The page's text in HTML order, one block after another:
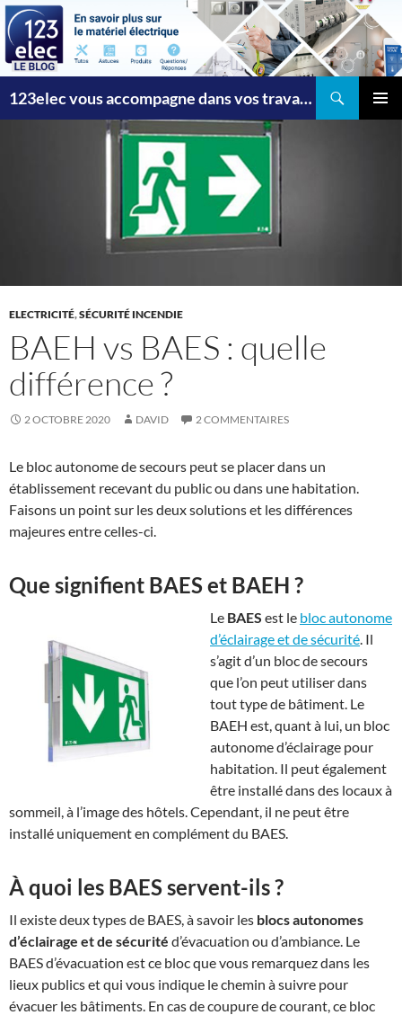
123elec vous accompagne dans vos travaux
ELECTRICITÉ,SÉCURITÉ INCENDIE
BAEH vs BAES : quelle
différence ?
2 OCTOBRE 2020 DAVID 2 COMMENTAIRES
Le bloc autonome de secours peut se placer dans un
établissement recevant du public ou dans une habitation.
Faisons un point sur les deux solutions et les différences
majeures entre celles-ci.
Que signifient BAES et BAEH ?
Le BAES est le bloc autonome
d’éclairage et de sécurité. Il
s’agit d’un bloc de secours
que l’on peut utiliser dans
tout type de bâtiment. Le
BAEH est, quant à lui, un bloc
autonome d’éclairage pour
habitation. Il peut également
être installé dans des locaux à
sommeil, à l’image des hôtels. Cependant, il ne peut être
installé uniquement en complément du BAES.
À quoi les BAES servent-ils ?
Il existe deux types de BAES, à savoir les blocs autonomes
d’éclairage et de sécurité d’évacuation ou d’ambiance. Le
BAES d’évacuation est ce bloc que vous remarquez dans les
lieux publics et qui vous indique le chemin à suivre pour
évacuer les bâtiments. En cas de coupure de courant, ce bloc